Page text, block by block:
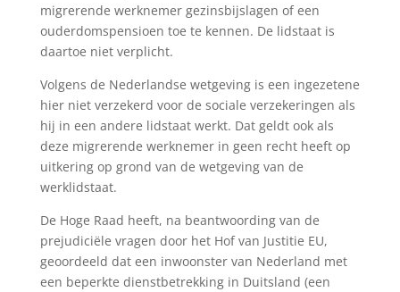
migrerende werknemer gezinsbijslagen of een
ouderdomspensioen toe te kennen. De lidstaat is
daartoe niet verplicht.
Volgens de Nederlandse wetgeving is een ingezetene
hier niet verzekerd voor de sociale verzekeringen als
hij in een andere lidstaat werkt. Dat geldt ook als
deze migrerende werknemer in geen recht heeft op
uitkering op grond van de wetgeving van de
werklidstaat.
De Hoge Raad heeft, na beantwoording van de
prejudiciële vragen door het Hof van Justitie EU,
geoordeeld dat een inwoonster van Nederland met
een beperkte dienstbetrekking in Duitsland (een